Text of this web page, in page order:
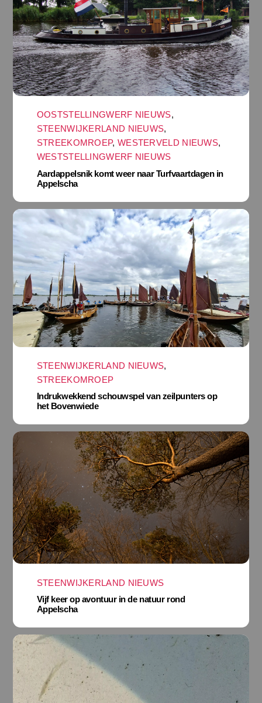
OOSTSTELLINGWERF NIEUWS,
STEENWIJKERLAND NIEUWS,
STREEKOMROEP, WESTERVELD NIEUWS,
WESTSTELLINGWERF NIEUWS
Aardappelsnik komt weer naar Turfvaartdagen in
Appelscha
STEENWIJKERLAND NIEUWS,
STREEKOMROEP
Indrukwekkend schouwspel van zeilpunters op
het Bovenwiede
STEENWIJKERLAND NIEUWS
Vijf keer op avontuur in de natuur rond
Appelscha